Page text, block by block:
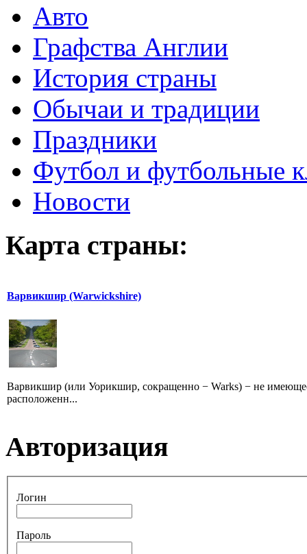
Авто
Графства Англии
История страны
Обычаи и традиции
Праздники
Футбол и футбольные
Новости
Карта страны:
Варвикшир (Warwickshire)
Варвикшир (или Уорикшир, сокращенно − Warks) − не
расположенн...
Авторизация
Логин
Пароль